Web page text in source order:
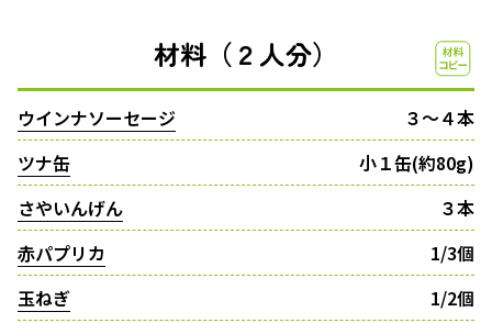
材料（２人分）
ウインナソーセージ
３〜４本
ツナ缶
小１缶(約80g)
さやいんげん
３本
赤パプリカ
1/3個
玉ねぎ
1/2個